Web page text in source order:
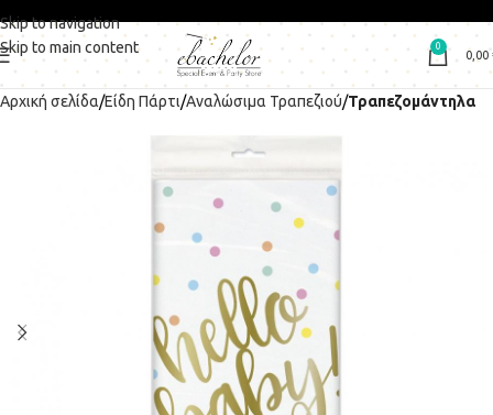
Skip to navigation
Skip to main content
0
0,00
Αρχική σελίδα Είδη Πάρτι Αναλώσιμα Τραπεζιού Τραπεζομάντηλα